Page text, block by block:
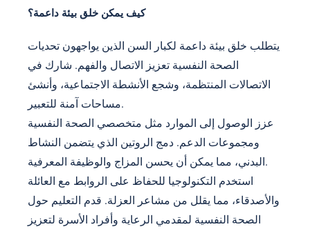
كيف يمكن خلق بيئة داعمة؟
يتطلب خلق بيئة داعمة لكبار السن الذين يواجهون تحديات
الصحة النفسية تعزيز الاتصال والفهم. شارك في
الاتصالات المنتظمة، وشجع الأنشطة الاجتماعية، وأنشئ
مساحات آمنة للتعبير.
عزز الوصول إلى الموارد مثل متخصصي الصحة النفسية
ومجموعات الدعم. دمج الروتين الذي يتضمن النشاط
البدني، مما يمكن أن يحسن المزاج والوظيفة المعرفية.
استخدم التكنولوجيا للحفاظ على الروابط مع العائلة
والأصدقاء، مما يقلل من مشاعر العزلة. قدم التعليم حول
الصحة النفسية لمقدمي الرعاية وأفراد الأسرة لتعزيز